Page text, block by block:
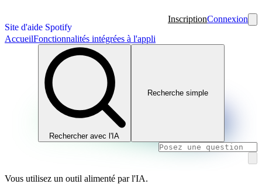
Site d'aide Spotify
InscriptionConnexion
AccueilFonctionnalités intégrées à l'appli
Rechercher avec l'IA
Recherche simple
Vous utilisez un outil alimenté par l'IA.